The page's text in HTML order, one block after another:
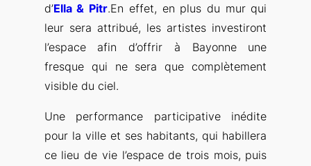
d’Ella & Pitr.En effet, en plus du mur qui
leur sera attribué, les artistes investiront
l’espace afin d’offrir à Bayonne une
fresque qui ne sera que complètement
visible du ciel.
Une performance participative inédite
pour la ville et ses habitants, qui habillera
ce lieu de vie l’espace de trois mois, puis